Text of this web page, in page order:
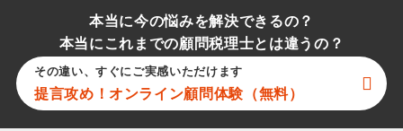
本当に今の悩みを解決できるの？
本当にこれまでの顧問税理士とは違うの？
その違い、すぐにご実感いただけます
提言攻め！オンライン顧問体験（無料）